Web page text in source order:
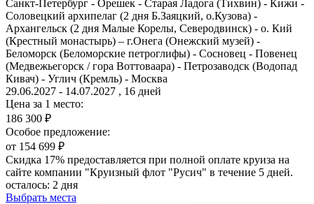
Санкт-Петербург - Орешек - Старая Ладога (Тихвин) - Кижи -
Соловецкий архипелаг (2 дня Б.Заяцкий, о.Кузова) -
Архангельск (2 дня Малые Корелы, Северодвинск) - о. Кий
(Крестный монастырь) – г.Онега (Онежский музей) -
Беломорск (Беломорские петроглифы) - Сосновец - Повенец
(Медвежьегорск / гора Воттоваара) - Петрозаводск (Водопад
Кивач) - Углич (Кремль) - Москва
29.06.2027 - 14.07.2027 , 16 дней
Цена за 1 место:
186 300 ₽
Особое предложение:
от 154 699 ₽
Скидка 17% предоставляется при полной оплате круиза на
сайте компании "Круизный флот "Русич" в течение 5 дней.
осталось: 2 дня
Выбрать места